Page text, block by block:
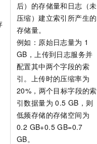
后）的存储量和日志（未
压缩）建立索引所产生的
存储量。
例如：原始日志量为 1
GB，上传到日志服务并
配置其中两个字段的索
引。上传时的压缩率为
20%，两个目标字段的索
引数据量为 0.5 GB，则
低频存储的存储空间为
0.2 GB+0.5 GB=0.7
GB。